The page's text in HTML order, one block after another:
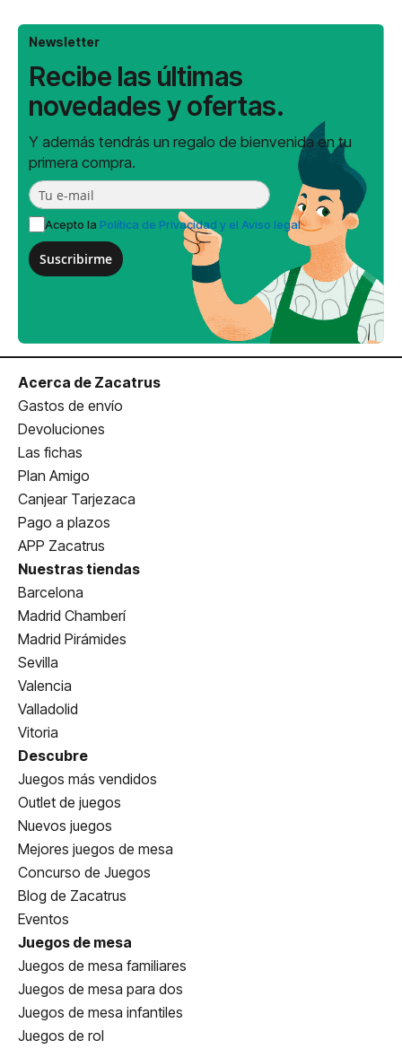
Newsletter
Recibe las últimas
novedades y ofertas.
Y además tendrás un regalo de bienvenida en tu
primera compra.
Acepto la Política de Privacidad y el Aviso legal
Suscribirme
Acerca de Zacatrus
Gastos de envío
Devoluciones
Las fichas
Plan Amigo
Canjear Tarjezaca
Pago a plazos
APP Zacatrus
Nuestras tiendas
Barcelona
Madrid Chamberí
Madrid Pirámides
Sevilla
Valencia
Valladolid
Vitoria
Descubre
Juegos más vendidos
Outlet de juegos
Nuevos juegos
Mejores juegos de mesa
Concurso de Juegos
Blog de Zacatrus
Eventos
Juegos de mesa
Juegos de mesa familiares
Juegos de mesa para dos
Juegos de mesa infantiles
Juegos de rol